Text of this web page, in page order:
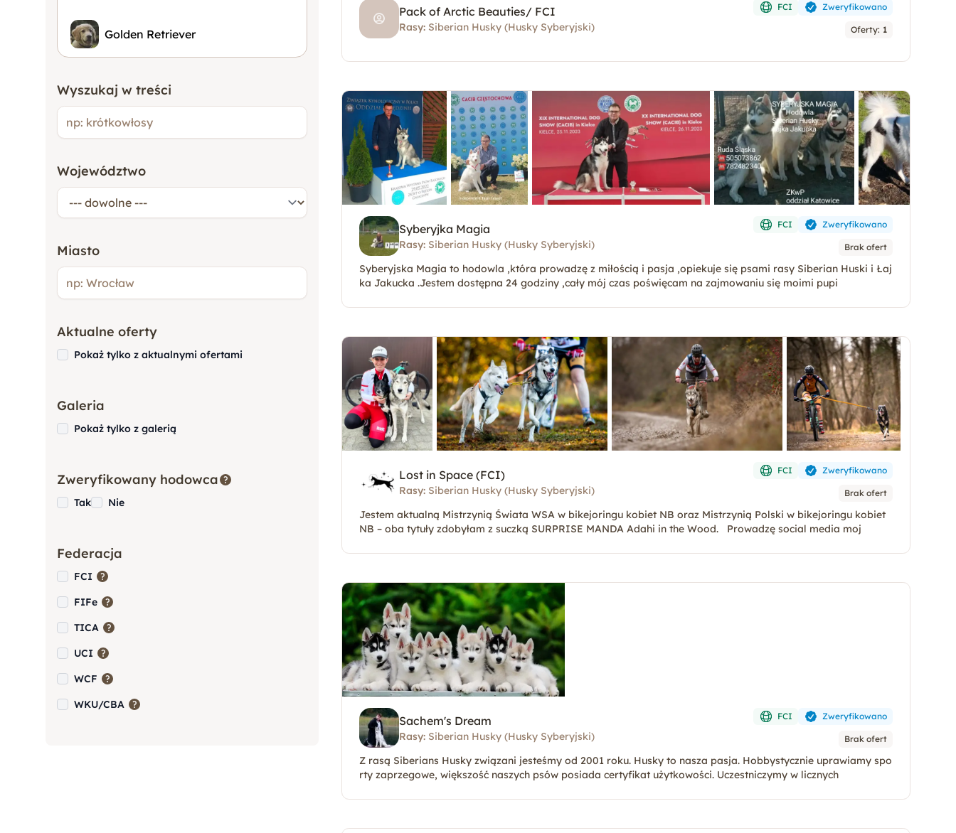
Golden Retriever
Buldog Francuski
Beagle
Pudel
Goldendoodle
Akita
Amstaff (American Staffordshire
Bernardyn
Wyszukaj w treści
Województwo
Miasto
Aktualne oferty
Pokaż tylko z aktualnymi ofertami
Galeria
Pokaż tylko z galerią
Zweryfikowany hodowca
Tak Nie
Federacja
FCI
FIFe
TICA
UCI
WCF
WKU/CBA
Pack of Arctic Beauties/ FCI
Rasy: Siberian Husky (Husky Syberyjski)
FCI Zweryfikowano
Oferty: 1
Syberyjka Magia
Rasy: Siberian Husky (Husky Syberyjski)
FCI Zweryfikowano
Brak ofert
Syberyjska Magia to hodowla ,która prowadzę z miłością i pasja ,opiekuje się psami rasy Siberian Huski i Łaj
ka Jakucka .Jestem dostępna 24 godziny ,cały mój czas poświęcam na zajmowaniu się moimi pupi
Lost in Space (FCI)
Rasy: Siberian Husky (Husky Syberyjski)
FCI Zweryfikowano
Brak ofert
Jestem aktualną Mistrzynią Świata WSA w bikejoringu kobiet NB oraz Mistrzynią Polski w bikejoringu kobiet
NB – oba tytuły zdobyłam z suczką SURPRISE MANDA Adahi in the Wood. Prowadzę social media moj
Sachem's Dream
Rasy: Siberian Husky (Husky Syberyjski)
FCI Zweryfikowano
Brak ofert
Z rasą Siberians Husky związani jesteśmy od 2001 roku. Husky to nasza pasja. Hobbystycznie uprawiamy spo
rty zaprzegowe, większość naszych psów posiada certyfikat użytkowości. Uczestniczymy w licznych